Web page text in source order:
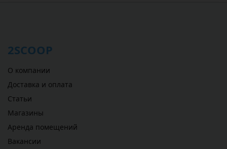
2SCOOP
О компании
Доставка и оплата
Статьи
Магазины
Аренда помещений
Вакансии